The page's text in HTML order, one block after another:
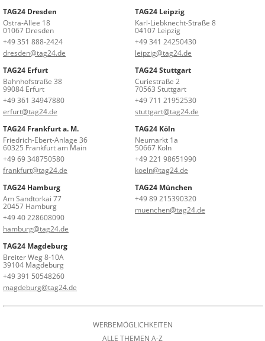
TAG24 Dresden
Ostra-Allee 18
01067 Dresden
+49 351 888-2424
dresden@tag24.de
TAG24 Leipzig
Karl-Liebknecht-Straße 8
04107 Leipzig
+49 341 24250430
leipzig@tag24.de
TAG24 Erfurt
Bahnhofstraße 38
99084 Erfurt
+49 361 34947880
erfurt@tag24.de
TAG24 Stuttgart
Curiestraße 2
70563 Stuttgart
+49 711 21952530
stuttgart@tag24.de
TAG24 Frankfurt a. M.
Friedrich-Ebert-Anlage 36
60325 Frankfurt am Main
+49 69 348750580
frankfurt@tag24.de
TAG24 Köln
Neumarkt 1a
50667 Köln
+49 221 98651990
koeln@tag24.de
TAG24 Hamburg
Am Sandtorkai 77
20457 Hamburg
+49 40 228608090
hamburg@tag24.de
TAG24 München
+49 89 215390320
muenchen@tag24.de
TAG24 Magdeburg
Breiter Weg 8-10A
39104 Magdeburg
+49 391 50548260
magdeburg@tag24.de
WERBEMÖGLICHKEITEN
ALLE THEMEN A-Z